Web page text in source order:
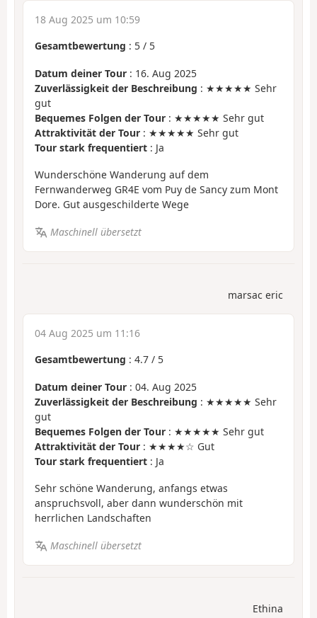
18 Aug 2025 um 10:59
Gesamtbewertung : 5 / 5
Datum deiner Tour : 16. Aug 2025
Zuverlässigkeit der Beschreibung : ★★★★★ Sehr
gut
Bequemes Folgen der Tour : ★★★★★ Sehr gut
Attraktivität der Tour : ★★★★★ Sehr gut
Tour stark frequentiert : Ja
Wunderschöne Wanderung auf dem
Fernwanderweg GR4E vom Puy de Sancy zum Mont
Dore. Gut ausgeschilderte Wege
Maschinell übersetzt
marsac eric
04 Aug 2025 um 11:16
Gesamtbewertung : 4.7 / 5
Datum deiner Tour : 04. Aug 2025
Zuverlässigkeit der Beschreibung : ★★★★★ Sehr
gut
Bequemes Folgen der Tour : ★★★★★ Sehr gut
Attraktivität der Tour : ★★★★☆ Gut
Tour stark frequentiert : Ja
Sehr schöne Wanderung, anfangs etwas
anspruchsvoll, aber dann wunderschön mit
herrlichen Landschaften
Maschinell übersetzt
Ethina